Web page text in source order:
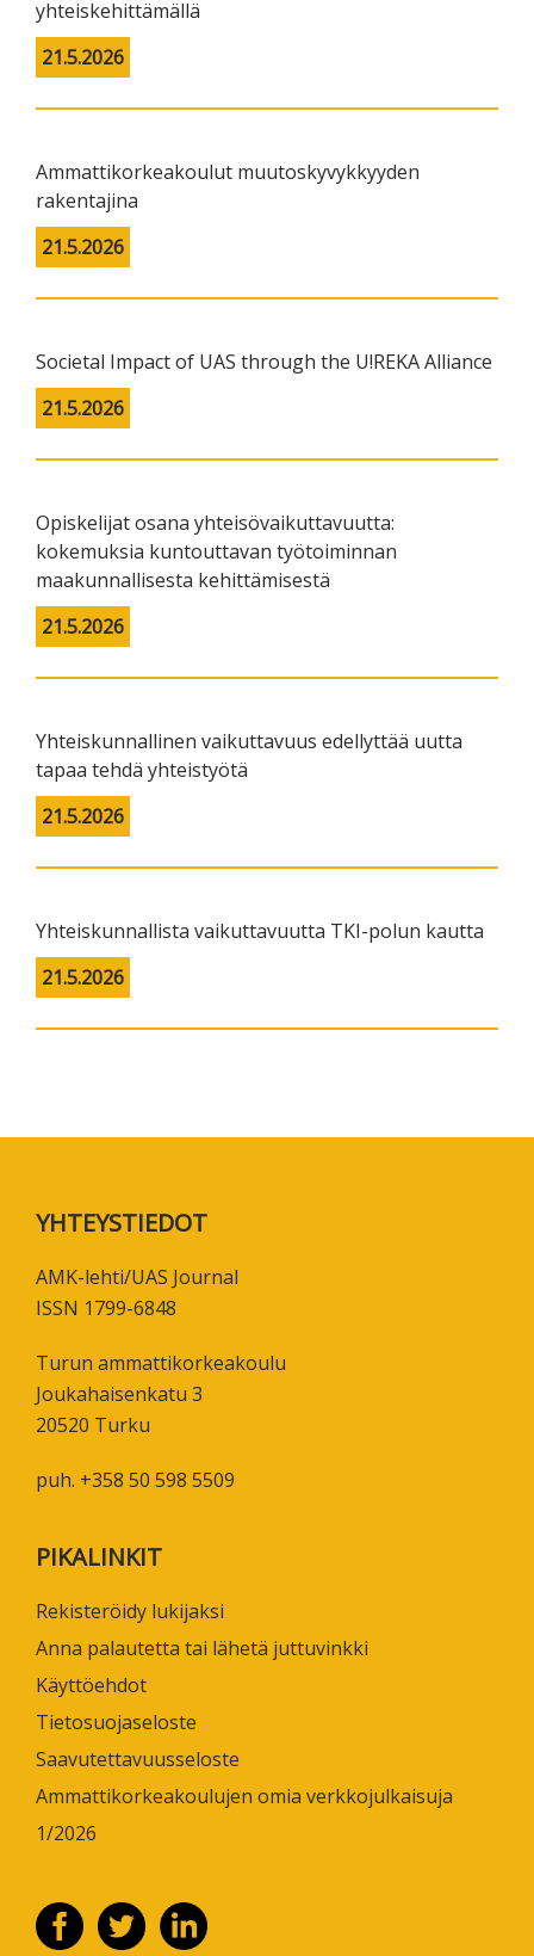
yhteiskehittämällä
21.5.2026
Ammattikorkeakoulut muutoskyvykkyyden
rakentajina
21.5.2026
Societal Impact of UAS through the U!REKA Alliance
21.5.2026
Opiskelijat osana yhteisövaikuttavuutta:
kokemuksia kuntouttavan työtoiminnan
maakunnallisesta kehittämisestä
21.5.2026
Yhteiskunnallinen vaikuttavuus edellyttää uutta
tapaa tehdä yhteistyötä
21.5.2026
Yhteiskunnallista vaikuttavuutta TKI-polun kautta
21.5.2026
Footer
YHTEYSTIEDOT
AMK-lehti/UAS Journal
ISSN 1799-6848
Turun ammattikorkeakoulu
Joukahaisenkatu 3
20520 Turku
puh. +358 50 598 5509
PIKALINKIT
Rekisteröidy lukijaksi
Anna palautetta tai lähetä juttuvinkki
Käyttöehdot
Tietosuojaseloste
Saavutettavuusseloste
Ammattikorkeakoulujen omia verkkojulkaisuja
1/2026